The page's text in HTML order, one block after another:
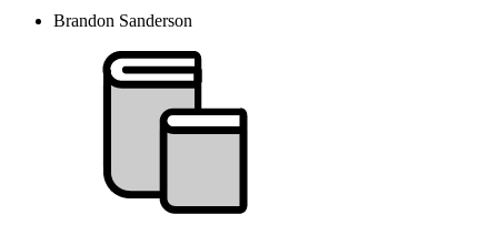
Brandon Sanderson